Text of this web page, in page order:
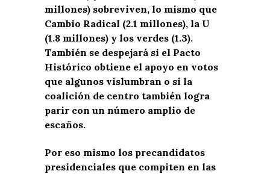
millones) sobreviven, lo mismo que
Cambio Radical (2.1 millones), la U
(1.8 millones) y los verdes (1.3).
También se despejará si el Pacto
Histórico obtiene el apoyo en votos
que algunos vislumbran o si la
coalición de centro también logra
parir con un número amplio de
escaños.
Por eso mismo los precandidatos
presidenciales que compiten en las